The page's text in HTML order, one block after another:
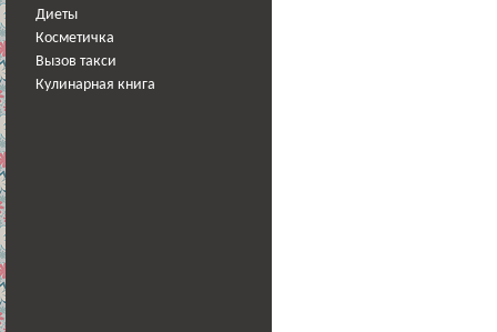
Диеты
Косметичка
Вызов такси
Кулинарная книга